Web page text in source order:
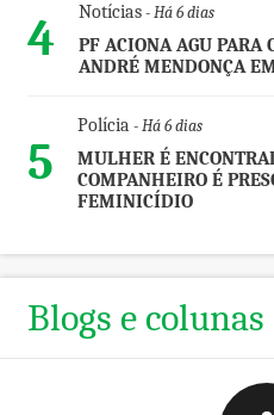
4 Notícias- Há 6 dias
PF ACIONA AGU PARA
ANDRÉ MENDONÇA
5
Polícia - Há 6 dias
MULHER É
COMPANHEIRO É
FEMINICÍDIO
Blogs e colunas